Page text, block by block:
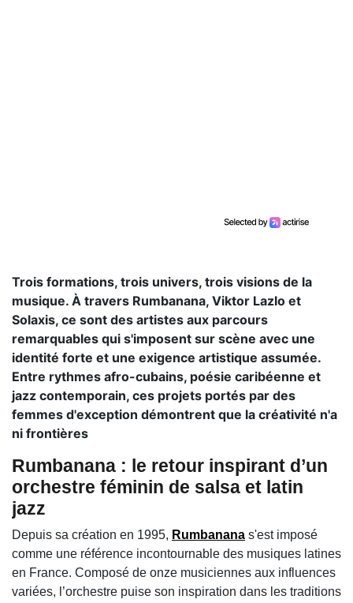
Trois formations, trois univers, trois visions de la
musique. À travers Rumbanana, Viktor Lazlo et
Solaxis, ce sont des artistes aux parcours
remarquables qui s'imposent sur scène avec une
identité forte et une exigence artistique assumée.
Entre rythmes afro-cubains, poésie caribéenne et
jazz contemporain, ces projets portés par des
femmes d'exception démontrent que la créativité n'a
ni frontières
Rumbanana : le retour inspirant d’un
orchestre féminin de salsa et latin
jazz
Depuis sa création en 1995, Rumbanana s'est imposé
comme une référence incontournable des musiques latines
en France. Composé de onze musiciennes aux influences
variées, l’orchestre puise son inspiration dans les traditions